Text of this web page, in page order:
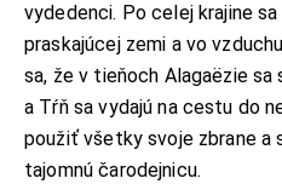
vydedenci. Po celej krajine
praskajúcej zemi a vo
sa, že v tieňoch Alagaëzie
a Tŕň sa vydajú na cestu do
použiť všetky svoje zbrane a
tajomnú čarodejnicu.